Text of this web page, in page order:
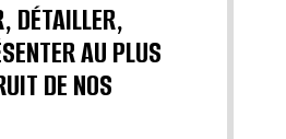
DÉTAILLER,
AU PLUS
DE NOS